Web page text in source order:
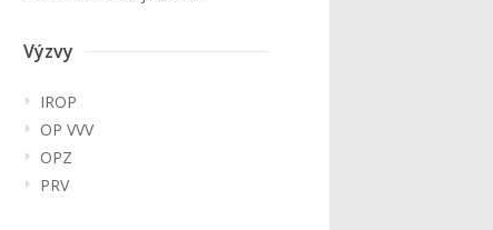
Výzvy
IROP
OP VVV
OPZ
PRV